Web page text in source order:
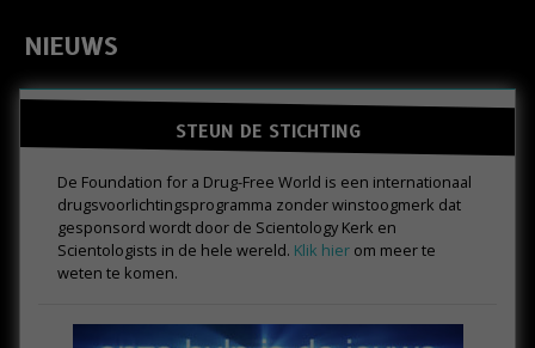
NIEUWS
STEUN DE STICHTING
De Foundation for a Drug-Free World is een internationaal
drugs­voorlichtings­programma zonder winstoogmerk dat
gesponsord wordt door de Scientology Kerk en
Scientologists in de hele wereld. Klik hier om meer te
weten te komen.